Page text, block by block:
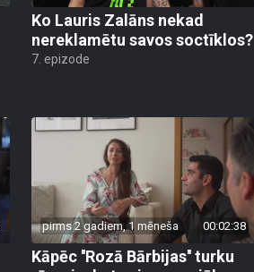
Ko Lauris Zalāns nekad
nereklamētu savos soctīklos?
7. epizode
pirms 2 gadiem, 1 mēneša 00:02:38
Kāpēc ''Rozā Bārbijas'' turku